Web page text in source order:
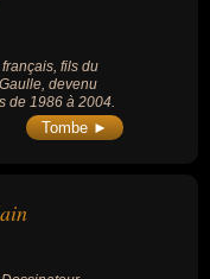
fils du
devenu
de 1986 à 2004.
Tombe ►